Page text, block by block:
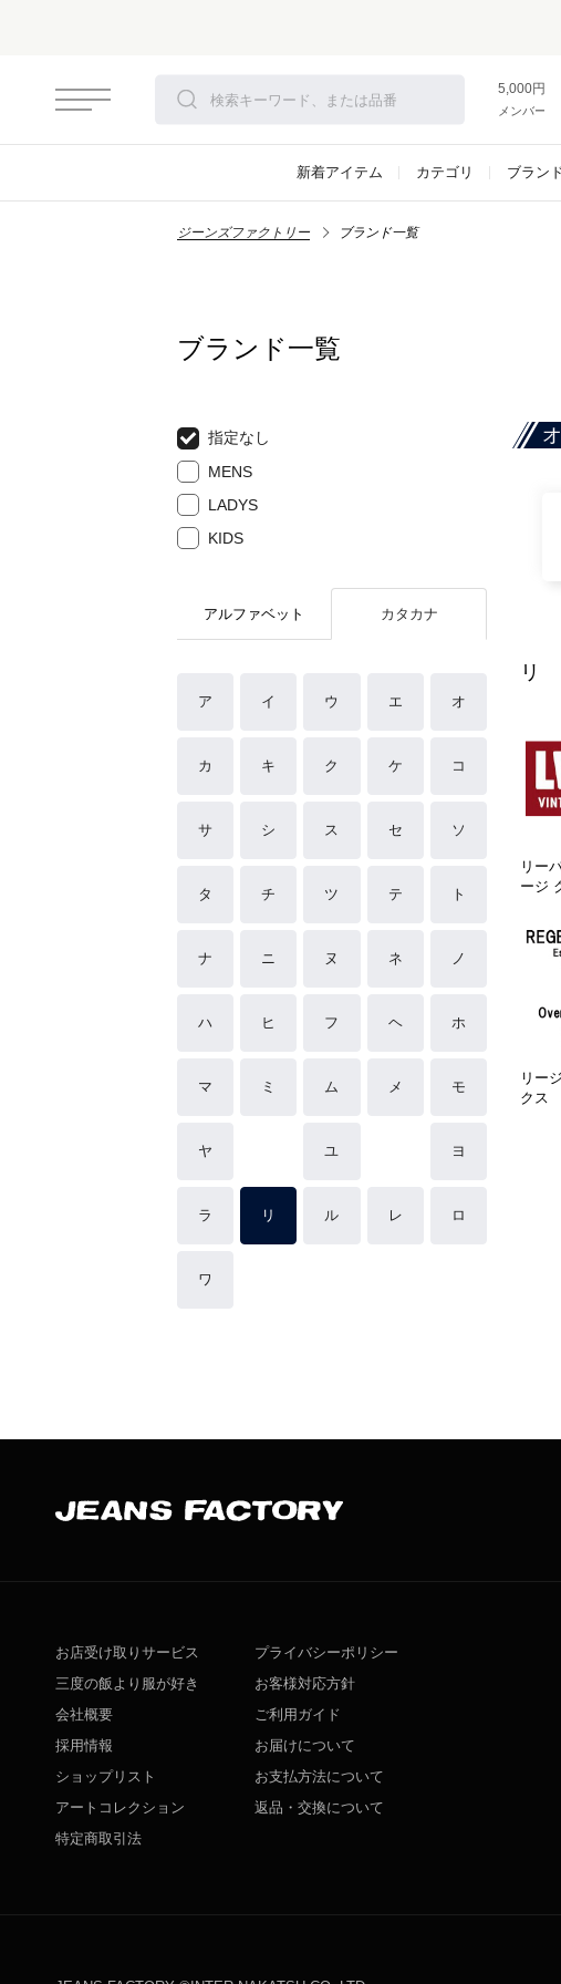
5,000円以
メンバー
新着アイテム カテゴリ ブラン
ジーンズファクトリー ブランド一覧
ブランド一覧
指定なし
MENS
LADYS
KIDS
アルファベット カタカナ
ア イ ウ エ オ
カ キ ク ケ コ
サ シ ス セ ソ
タ チ ツ テ ト
ナ ニ ヌ ネ ノ
ハ ヒ フ ヘ ホ
マ ミ ム メ モ
ヤ ユ ヨ
ラ リ ル レ ロ
ワ
リ
リー
ージ
リー
クス
お店受け取りサービス
三度の飯より服が好き
会社概要
採用情報
ショップリスト
アートコレクション
特定商取引法
プライバシーポリシー
お客様対応方針
ご利用ガイド
お届けについて
お支払方法について
返品・交換について